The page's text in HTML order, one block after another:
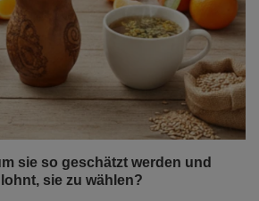
sie so geschätzt werden und
sie zu wählen?